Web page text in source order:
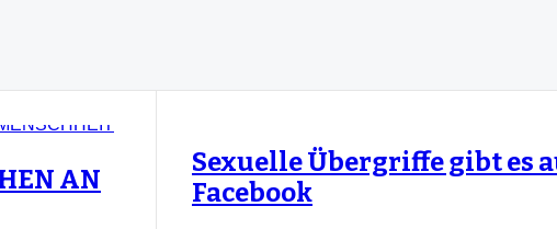
AN
Sexuelle Übergriffe gibt es
Facebook